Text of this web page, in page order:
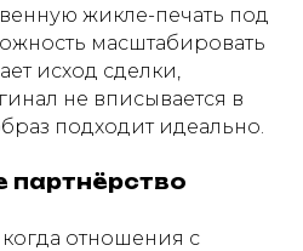
жикле-печать под
масштабировать
исход сделки,
не вписывается в
подходит идеально.
партнёрство
отношения с